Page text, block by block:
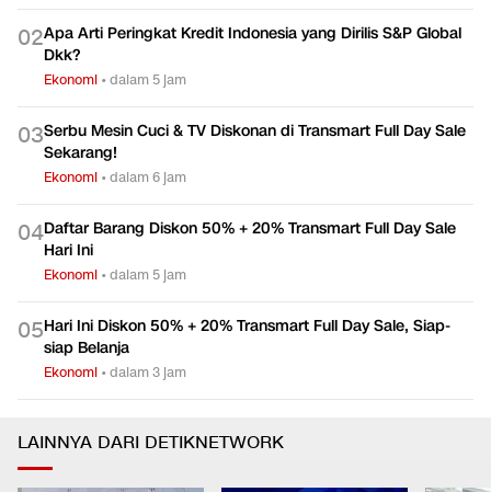
02Apa Arti Peringkat Kredit Indonesia yang Dirilis S&P Global
Dkk?
Ekonomi •dalam 5 jam
03Serbu Mesin Cuci & TV Diskonan di Transmart Full Day Sale
Sekarang!
Ekonomi •dalam 6 jam
04Daftar Barang Diskon 50% + 20% Transmart Full Day Sale
Hari Ini
Ekonomi •dalam 5 jam
05Hari Ini Diskon 50% + 20% Transmart Full Day Sale, Siap-
siap Belanja
Ekonomi •dalam 3 jam
LAINNYA DARI DETIKNETWORK